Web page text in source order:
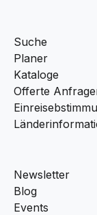
Suche
Planer
Kataloge
Offerte
Newsletter
Blog
Events